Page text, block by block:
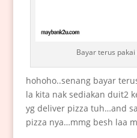
Bayar terus
hohoho..senang bayar
la kita nak sediakan duit2
yg deliver pizza tuh…and
pizza nya…mmg besh laa